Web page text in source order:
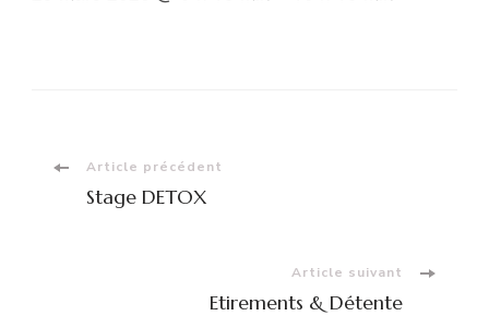
Navigation
Article précédent
Stage DETOX
Article suivant
Etirements & Détente